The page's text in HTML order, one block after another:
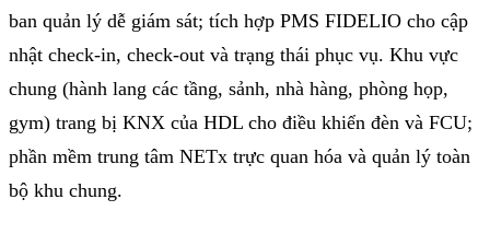
ban quản lý dễ giám sát; tích hợp PMS FIDELIO cho cập
nhật check-in, check-out và trạng thái phục vụ. Khu vực
chung (hành lang các tầng, sảnh, nhà hàng, phòng họp,
gym) trang bị KNX của HDL cho điều khiển đèn và FCU;
phần mềm trung tâm NETx trực quan hóa và quản lý toàn
bộ khu chung.